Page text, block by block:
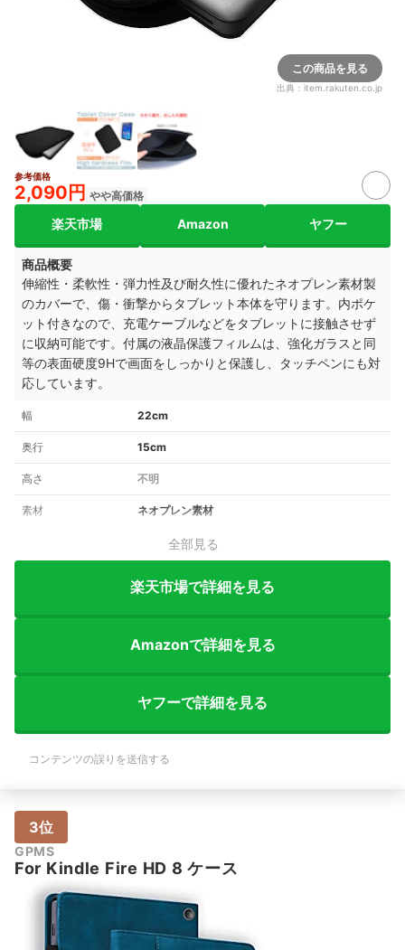
この商品を見る
出典： item.rakuten.co.jp
参考価格
2,090円 やや高価格
楽天市場 Amazon ヤフー
商品概要
伸縮性・柔軟性・弾力性及び耐久性に優れたネオプレン素材製
のカバーで、傷・衝撃からタブレット本体を守ります。内ポケ
ット付きなので、充電ケーブルなどをタブレットに接触させず
に収納可能です。付属の液晶保護フィルムは、強化ガラスと同
等の表面硬度9Hで画面をしっかりと保護し、タッチペンにも対
応しています。
幅 22cm
奥行 15cm
高さ 不明
素材 ネオプレン素材
全部見る
楽天市場で詳細を見る
Amazonで詳細を見る
ヤフーで詳細を見る
コンテンツの誤りを送信する
3位
GPMS
For Kindle Fire HD 8 ケース